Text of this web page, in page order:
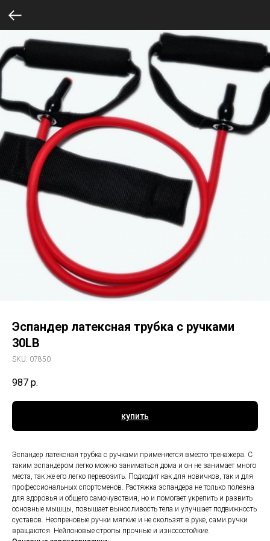
Эспандер латексная трубка с ручками
30LB
SKU: 07850
987 р.
купить
Эспандер латексная трубка с ручками применяется вместо тренажера. С
таким эспандером легко можно заниматься дома и он не занимает много
места, так же его легко перевозить. Подходит как для новичков, так и для
профессиональных спортсменов. Растяжка эспандера не только полезна
для здоровья и общего самочувствия, но и помогает укрепить и развить
основные мышцы, повышает выносливость тела и улучшает подвижность
суставов. Неопреновые ручки мягкие и не скользят в руке, сами ручки
вращаются. Нейлоновые стропы прочные и износостойкие.